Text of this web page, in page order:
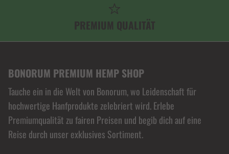
PREMIUM QUALITÄT
BONORUM PREMIUM HEMP SHOP
Tauche ein in die Welt von Bonorum, wo Leidenschaft für
hochwertige Hanfprodukte zelebriert wird. Erlebe
Premiumqualität zu fairen Preisen und begib dich auf eine
Reise durch unser exklusives Sortiment.